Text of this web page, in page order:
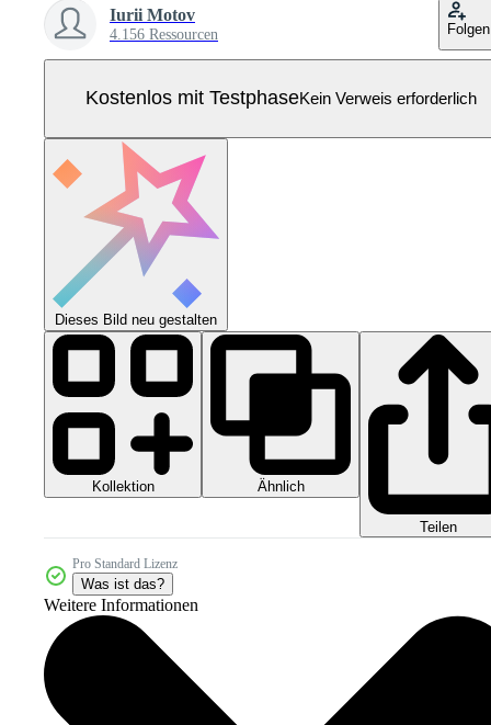
Iurii Motov
4.156 Ressourcen Folgen
Kostenlos mit TestphaseKein Verweis erforderlich
Dieses Bild neu gestalten
Kollektion Ähnlich
Teilen
Pro Standard Lizenz
Was ist das?
Weitere Informationen